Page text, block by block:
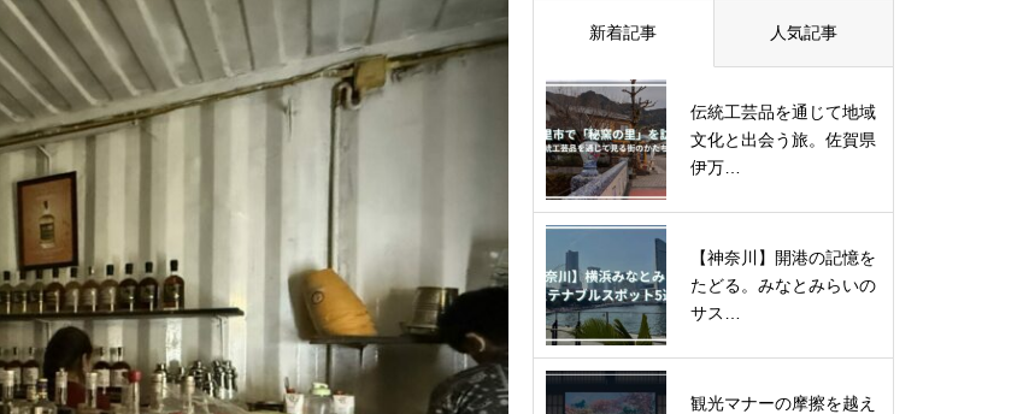
新着記事 人気記事
伝統工芸品を通じて地域
文化と出会う旅。佐賀県
伊万…
【神奈川】開港の記憶を
たどる。みなとみらいの
サス…
観光マナーの摩擦を越え